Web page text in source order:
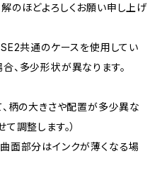
のほどよろしくお願い申し上げ
共通のケースを使用してい
、多少形状が異なります。
、柄の大きさや配置が多少異な
調整します。）
面部分はインクが薄くなる場